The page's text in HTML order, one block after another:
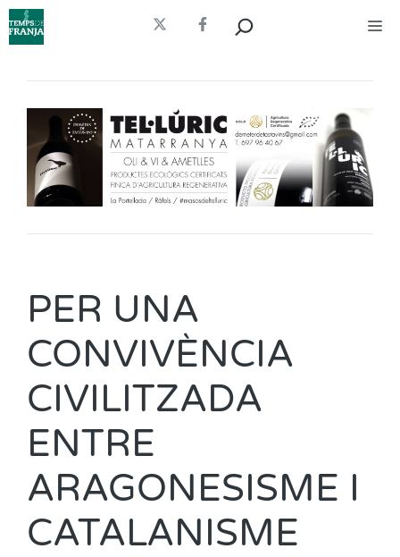
Vés
al
PER UNA
CONVIVÈNCIA
CIVILITZADA
ENTRE
ARAGONESISME I
CATALANISME